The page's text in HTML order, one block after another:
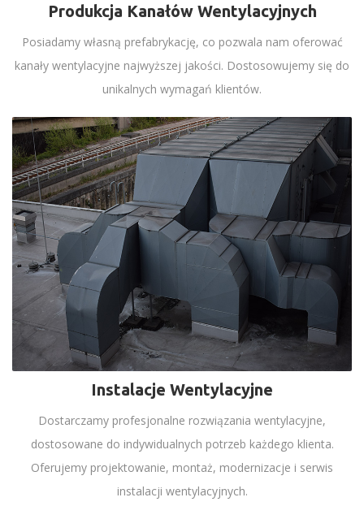
Produkcja Kanałów Wentylacyjnych
Posiadamy własną prefabrykację, co pozwala nam oferować
kanały wentylacyjne najwyższej jakości. Dostosowujemy się do
unikalnych wymagań klientów.
Instalacje Wentylacyjne
Dostarczamy profesjonalne rozwiązania wentylacyjne,
dostosowane do indywidualnych potrzeb każdego klienta.
Oferujemy projektowanie, montaż, modernizacje i serwis
instalacji wentylacyjnych.